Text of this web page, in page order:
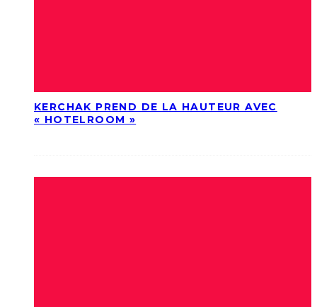
KERCHAK PREND DE LA HAUTEUR AVEC
« HOTELROOM »